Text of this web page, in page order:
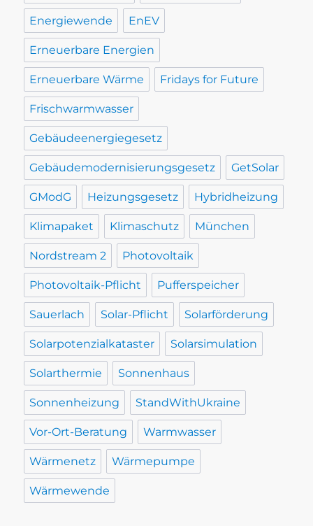
Energiewende EnEV
Erneuerbare Energien
Erneuerbare Wärme Fridays for Future
Frischwarmwasser
Gebäudeenergiegesetz
Gebäudemodernisierungsgesetz GetSolar
GModG Heizungsgesetz Hybridheizung
Klimapaket Klimaschutz München
Nordstream 2 Photovoltaik
Photovoltaik-Pflicht Pufferspeicher
Sauerlach Solar-Pflicht Solarförderung
Solarpotenzialkataster Solarsimulation
Solarthermie Sonnenhaus
Sonnenheizung StandWithUkraine
Vor-Ort-Beratung Warmwasser
Wärmenetz Wärmepumpe
Wärmewende